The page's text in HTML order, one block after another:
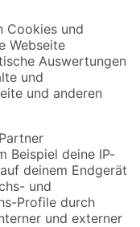
mehr verpassen!